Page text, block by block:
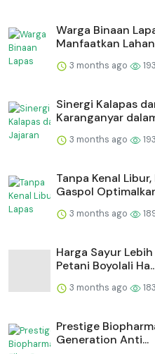
Warga Binaan
Manfaatkan
3 months ago 193
⁠Sinergi Kalapas
Karanganyar
3 months ago 193
Tanpa Kenal
Gaspol
3 months ago
Harga Sayur
Petani Boyolali
3 months ago 183
Prestige
Generation Anti...